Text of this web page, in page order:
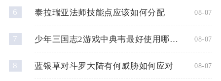
6 泰拉瑞亚法师技能点应该如何分配 08-07
7 少年三国志2游戏中典韦最好使用哪种神兵 08-07
8 蓝银草对斗罗大陆有何威胁如何应对 08-07